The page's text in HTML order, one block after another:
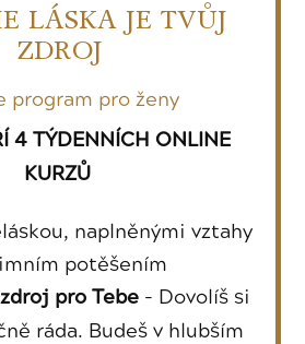
LÁSKA JE TVŮJ
ZDROJ
program pro ženy
4 TÝDENNÍCH ONLINE
KURZŮ
naplněnými vztahy
potěšením
pro Tebe - Dovolíš si
ráda. Budeš v hlubším